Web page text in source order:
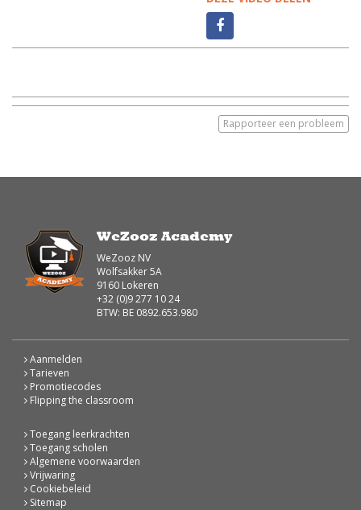
Rapporteer een probleem
WeZooz Academy
WeZooz NV
Wolfsakker 5A
9160 Lokeren
+32 (0)9 277 10 24
BTW: BE 0892.653.980
Aanmelden
Tarieven
Promotiecodes
Flipping the classroom
Toegang leerkrachten
Toegang scholen
Algemene voorwaarden
Vrijwaring
Cookiebeleid
Sitemap